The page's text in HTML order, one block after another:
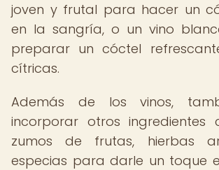
joven y frutal para hacer un
en la sangría, o un vino
preparar un cóctel
cítricas.
Además de los vinos,
incorporar otros ingredientes
zumos de frutas, hierbas
especias para darle un toque